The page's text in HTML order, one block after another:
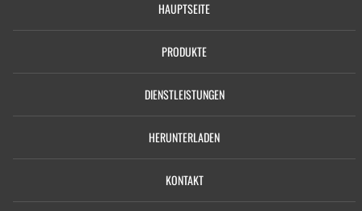
HAUPTSEITE
PRODUKTE
DIENSTLEISTUNGEN
HERUNTERLADEN
KONTAKT